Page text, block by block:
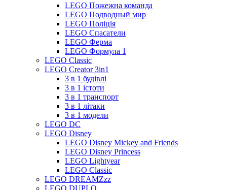
LEGO Пожежна команда
LEGO Подводный мир
LEGO Поліція
LEGO Спасатели
LEGO Ферма
LEGO Формула 1
LEGO Classic
LEGO Creator 3in1
3 в 1 будівлі
3 в 1 істоти
3 в 1 транспорт
3 в 1 літаки
3 в 1 модели
LEGO DC
LEGO Disney
LEGO Disney Mickey and Friends
LEGO Disney Princess
LEGO Lightyear
LEGO Classic
LEGO DREAMZzz
LEGO DUPLO